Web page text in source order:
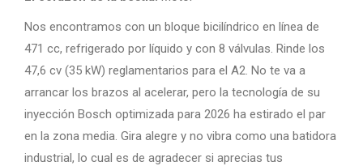
Nos encontramos con un bloque bicilíndrico en línea de
471 cc, refrigerado por líquido y con 8 válvulas. Rinde los
47,6 cv (35 kW) reglamentarios para el A2. No te va a
arrancar los brazos al acelerar, pero la tecnología de su
inyección Bosch optimizada para 2026 ha estirado el par
en la zona media. Gira alegre y no vibra como una batidora
industrial, lo cual es de agradecer si aprecias tus